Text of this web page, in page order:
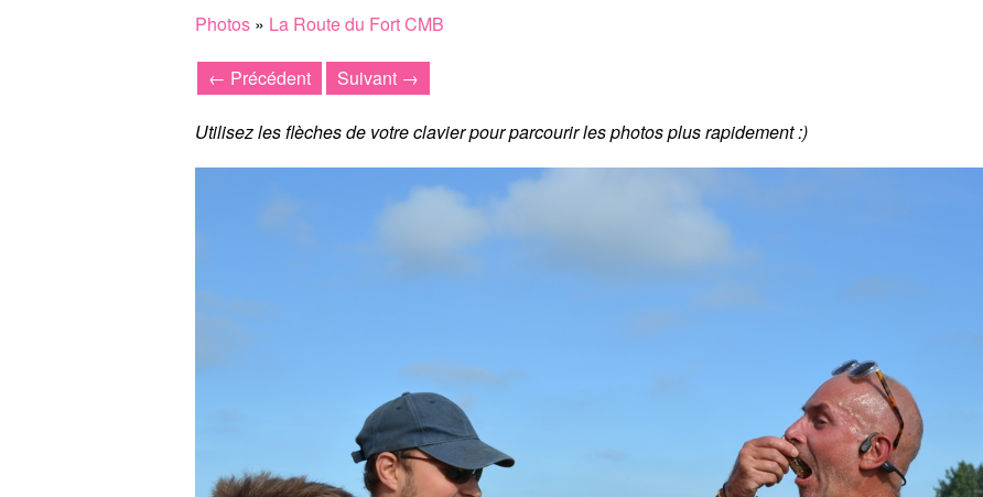
Photos » La Route du Fort CMB
← Précédent Suivant →
Utilisez les flèches de votre clavier pour parcourir les photos plus rapidement :)